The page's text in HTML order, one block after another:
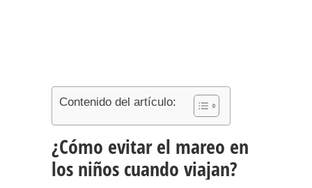
Contenido del artículo:
¿Cómo evitar el mareo en
los niños cuando viajan?